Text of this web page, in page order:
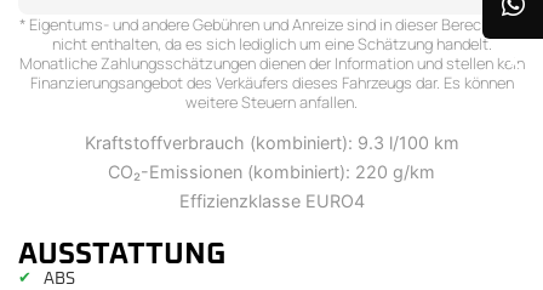
* Eigentums- und andere Gebühren und Anreize sind in dieser Berechnung
nicht enthalten, da es sich lediglich um eine Schätzung handelt.
Monatliche Zahlungsschätzungen dienen der Information und stellen kein
Finanzierungsangebot des Verkäufers dieses Fahrzeugs dar. Es können
weitere Steuern anfallen.
Kraftstoffverbrauch (kombiniert): 9.3 l/100 km
CO₂-Emissionen (kombiniert): 220 g/km
Effizienzklasse EURO4
AUSSTATTUNG
✔ ABS